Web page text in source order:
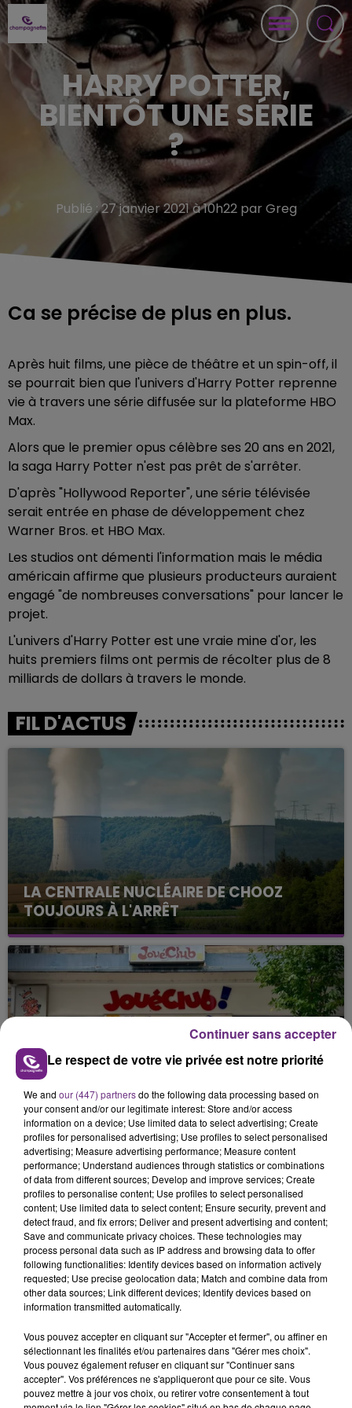
HARRY POTTER,
BIENTÔT UNE SÉRIE
?
Publié : 27 janvier 2021 à 10h22 par Greg
Ca se précise de plus en plus.
Après huit films, une pièce de théâtre et un spin-off, il
se pourrait bien que l'univers d'Harry Potter reprenne
vie à travers une série diffusée sur la plateforme HBO
Max.
Alors que le premier opus célèbre ses 20 ans en 2021,
la saga Harry Potter n'est pas prêt de s'arrêter.
D'après "Hollywood Reporter", une série télévisée
serait entrée en phase de développement chez
Warner Bros. et HBO Max.
Les studios ont démenti l'information mais le média
américain affirme que plusieurs producteurs auraient
engagé "de nombreuses conversations" pour lancer le
projet.
L'univers d'Harry Potter est une vraie mine d'or, les
huits premiers films ont permis de récolter plus de 8
milliards de dollars à travers le monde.
FIL D'ACTUS
LA CENTRALE NUCLÉAIRE DE CHOOZ
TOUJOURS À L'ARRÊT
Cela fait déjà une semaine que la centrale
nucléaire ardennaise est à l'arrêt. Une situation
justifiée par la sécheresse intense qui est toujours
présente.
LE MAGASIN JOUÉCLUB DE REIMS FERME
SES PORTES
C'était l'une des institutions du centre-ville
rémois. Le magasin JouéClub est contraint de
fermer ses portes.
TITRES DIFFUSÉS
15h48
15h48
LINKIN PARK
In The End
15h44
15h44
MYLES SMITH & NIALL HORAN
Drive Safe
Le respect de votre vie privée est notre priorité
We and our (447) partnersdo the following data processing based on
your consent and/or our legitimate interest: Store and/or access
information on a device; Use limited data to select advertising; Create
profiles for personalised advertising; Use profiles to select personalised
advertising; Measure advertising performance; Measure content
performance; Understand audiences through statistics or combinations
of data from different sources; Develop and improve services; Create
profiles to personalise content; Use profiles to select personalised
content; Use limited data to select content; Ensure security, prevent and
detect fraud, and fix errors; Deliver and present advertising and content;
Save and communicate privacy choices. These technologies may
process personal data such as IP address and browsing data to offer
following functionalities: Identify devices based on information actively
requested; Use precise geolocation data; Match and combine data from
other data sources; Link different devices; Identify devices based on
information transmitted automatically.
Vous pouvez accepter en cliquant sur "Accepter et fermer", ou affiner en
sélectionnant les finalités et/ou partenaires dans "Gérer mes choix".
Vous pouvez également refuser en cliquant sur "Continuer sans
accepter". Vos préférences ne s'appliqueront que pour ce site. Vous
pouvez mettre à jour vos choix, ou retirer votre consentement à tout
Continuer sans accepter